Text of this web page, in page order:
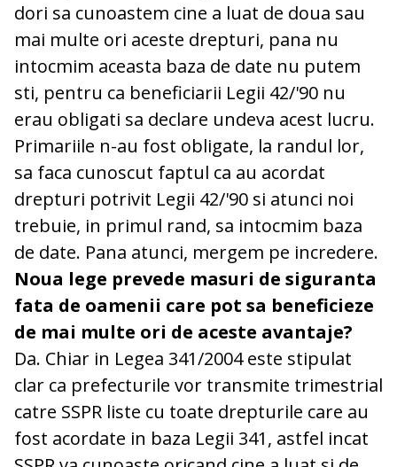
dori sa cunoastem cine a luat de doua sau
mai multe ori aceste drepturi, pana nu
intocmim aceasta baza de date nu putem
sti, pentru ca beneficiarii Legii 42/'90 nu
erau obligati sa declare undeva acest lucru.
Primariile n-au fost obligate, la randul lor,
sa faca cunoscut faptul ca au acordat
drepturi potrivit Legii 42/'90 si atunci noi
trebuie, in primul rand, sa intocmim baza
de date. Pana atunci, mergem pe incredere.
Noua lege prevede masuri de siguranta
fata de oamenii care pot sa beneficieze
de mai multe ori de aceste avantaje?
Da. Chiar in Legea 341/2004 este stipulat
clar ca prefecturile vor transmite trimestrial
catre SSPR liste cu toate drepturile care au
fost acordate in baza Legii 341, astfel incat